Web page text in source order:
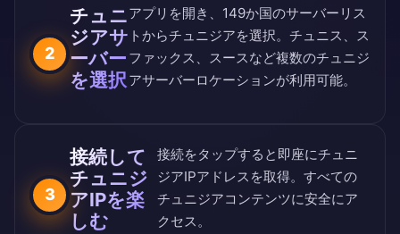
2
チュニ
ジアサ
ーバー
を選択
アプリを開き、 149か国のサーバーリス
トからチュニジアを選択。チュニス、ス
ファックス、スースなど複数のチュニジ
アサーバーロケーションが利用可能。
3
接続して
チュニジ
アIPを楽
しむ
接続をタップすると即座にチュニ
ジアIPアドレスを取得。すべての
チュニジアコンテンツに安全にア
クセス。